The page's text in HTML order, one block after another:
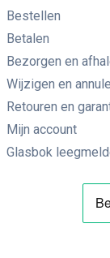
Bestellen
Betalen
Bezorgen en
Wijzigen en
Retouren en
Mijn account
Glasbok